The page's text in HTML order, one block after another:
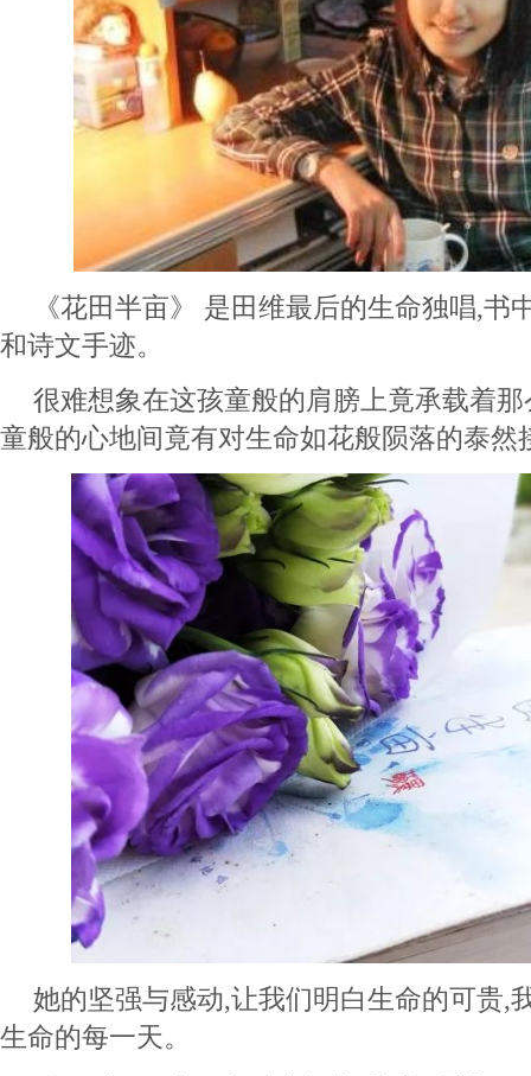
《花田半亩》 是田维最后的生命独唱,书
和诗文手迹。
很难想象在这孩童般的肩膀上竟承载着
童般的心地间竟有对生命如花般陨落的泰然
她的坚强与感动,让我们明白生命的可贵,
生命的每一天。